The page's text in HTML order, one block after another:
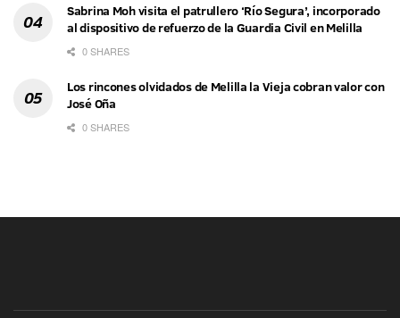
Sabrina Moh visita el patrullero ‘Río Segura’, incorporado
al dispositivo de refuerzo de la Guardia Civil en Melilla
0 SHARES
Los rincones olvidados de Melilla la Vieja cobran valor con
José Oña
0 SHARES